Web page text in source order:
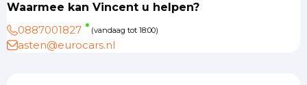
Waarmee kan Vincent u helpen?
0887001827
(vandaag tot 18:00)
asten@eurocars.nl